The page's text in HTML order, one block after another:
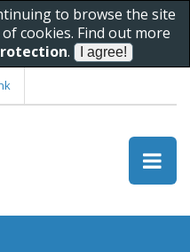
to browse the site
cookies. Find out more
.